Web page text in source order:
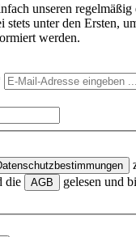
unseren regelmäßig
stets unter den Ersten,
werden.
die
AGB
gelesen und